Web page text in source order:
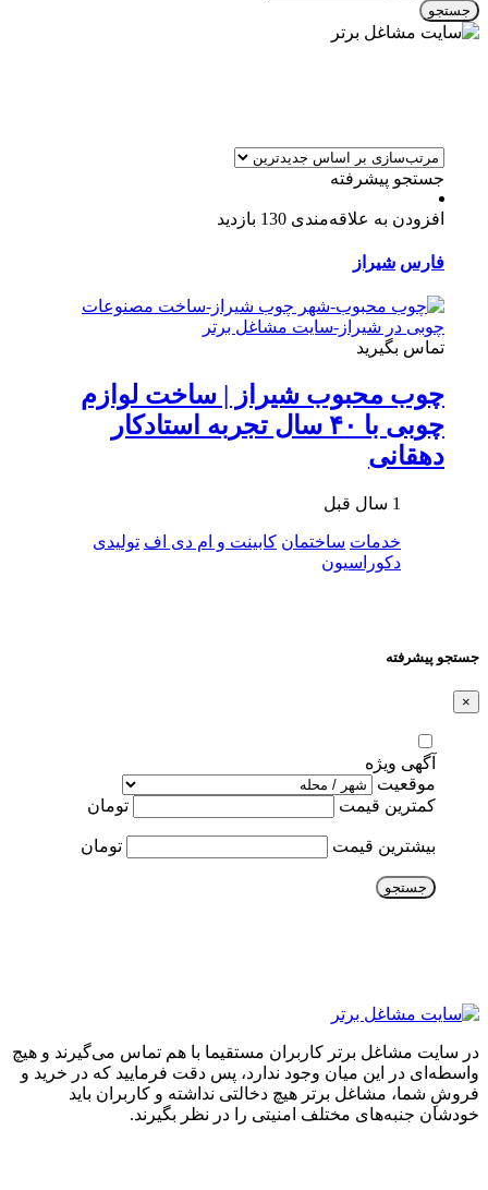
جستجو
جستجو پیشرفته
افزودن به علاقه‌مندی 130 بازدید
فارس شیراز
تماس بگیرید
چوب محبوب شیراز | ساخت لوازم
چوبی با ۴۰ سال تجربه استادکار
دهقانی
1 سال قبل
خدمات ساختمان کابینت و ام دی اف تولیدی
دکوراسیون
جستجو پیشرفته
×
آگهی ویژه
موقعیت
کمترین قیمت
تومان
بیشترین قیمت تومان
جستجو
در سایت مشاغل برتر کاربران مستقیما با هم تماس می‌گیرند و هیچ
واسطه‌ای در این میان وجود ندارد، پس دقت فرمایید که در خرید و
فروشِ شما، مشاغل برتر هیچ دخالتی نداشته و کاربران باید
خودشان جنبه‌های مختلف امنیتی را در نظر بگیرند.